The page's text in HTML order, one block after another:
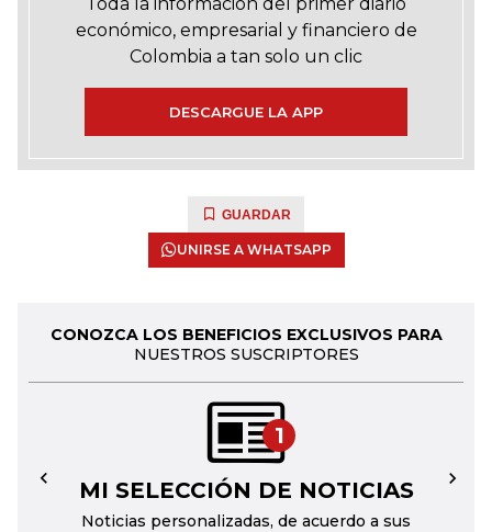
económico, empresarial y financiero de
Colombia a tan solo un clic
DESCARGUE LA APP
GUARDAR
UNIRSE A WHATSAPP
CONOZCA LOS BENEFICIOS EXCLUSIVOS PARA
NUESTROS SUSCRIPTORES
1
MI SELECCIÓN DE NOTICIAS
Noticias personalizadas, de acuerdo a sus
← →